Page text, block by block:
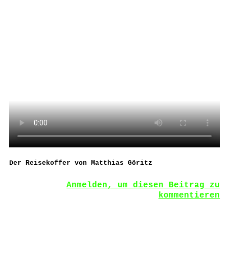
Der Reisekoffer von Matthias Göritz
Anmelden, um diesen Beitrag zu
kommentieren